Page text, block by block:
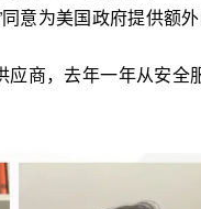
意为美国政府提供额外
商，去年一年从安